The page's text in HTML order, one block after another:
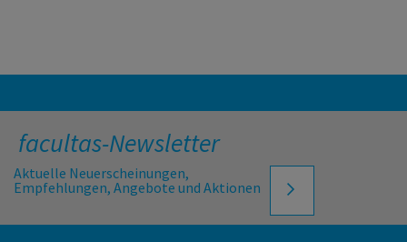
facultas-Newsletter
Aktuelle Neuerscheinungen,
Empfehlungen, Angebote und Aktionen